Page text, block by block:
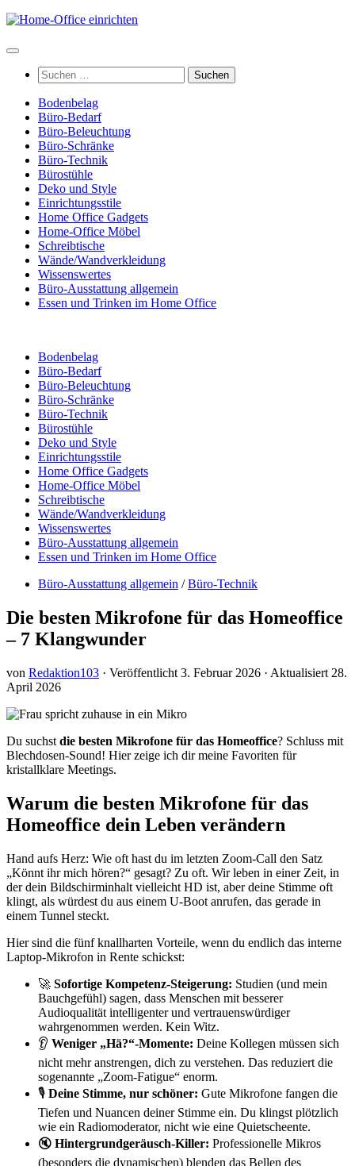
Zum
springen
Suchen
nach:
Bodenbelag
Büro-Bedarf
Büro-Beleuchtung
Büro-Schränke
Büro-Technik
Bürostühle
Deko und Style
Einrichtungsstile
Home Office Gadgets
Home-Office Möbel
Schreibtische
Wände/Wandverkleidung
Wissenswertes
Büro-Ausstattung allgemein
Essen und Trinken im Home Office
Bodenbelag
Büro-Bedarf
Büro-Beleuchtung
Büro-Schränke
Büro-Technik
Bürostühle
Deko und Style
Einrichtungsstile
Home Office Gadgets
Home-Office Möbel
Schreibtische
Wände/Wandverkleidung
Wissenswertes
Büro-Ausstattung allgemein
Essen und Trinken im Home Office
Büro-Ausstattung allgemein / Büro-Technik
Die besten Mikrofone für das Homeoffice
– 7 Klangwunder
von Redaktion103 · Veröffentlicht 3. Februar 2026 · Aktualisiert 28.
April 2026
Du suchst die besten Mikrofone für das Homeoffice? Schluss mit
Blechdosen-Sound! Hier zeige ich dir meine Favoriten für
kristallklare Meetings.
Warum die besten Mikrofone für das
Homeoffice dein Leben verändern
Hand aufs Herz: Wie oft hast du im letzten Zoom-Call den Satz
„Könnt ihr mich hören?“ gesagt? Zu oft. Wir leben in einer Zeit, in
der dein Bildschirminhalt vielleicht HD ist, aber deine Stimme oft
klingt, als würdest du aus einem U-Boot anrufen, das gerade in
einem Tunnel steckt.
Hier sind die fünf knallharten Vorteile, wenn du endlich das interne
Laptop-Mikrofon in Rente schickst:
🚀 Sofortige Kompetenz-Steigerung: Studien (und mein
Bauchgefühl) sagen, dass Menschen mit besserer
Audioqualität intelligenter und vertrauenswürdiger
wahrgenommen werden. Kein Witz.
👂 Weniger „Hä?“-Momente: Deine Kollegen müssen sich
nicht mehr anstrengen, dich zu verstehen. Das reduziert die
sogenannte „Zoom-Fatigue“ enorm.
🎙️ Deine Stimme, nur schöner: Gute Mikrofone fangen die
Tiefen und Nuancen deiner Stimme ein. Du klingst plötzlich
wie ein Radiomoderator, nicht wie eine Quietscheente.
🔇 Hintergrundgeräusch-Killer: Professionelle Mikros
(besonders die dynamischen) blenden das Bellen des